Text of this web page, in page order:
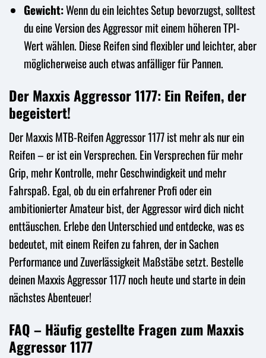
Gewicht:Wenn du ein leichtes Setup bevorzugst, solltest
du eine Version des Aggressor mit einem höheren TPI-
Wert wählen. Diese Reifen sind flexibler und leichter, aber
möglicherweise auch etwas anfälliger für Pannen.
Der Maxxis Aggressor 1177: Ein Reifen, der
begeistert!
Der Maxxis MTB-Reifen Aggressor 1177 ist mehr als nur ein
Reifen – er ist ein Versprechen. Ein Versprechen für mehr
Grip, mehr Kontrolle, mehr Geschwindigkeit und mehr
Fahrspaß. Egal, ob du ein erfahrener Profi oder ein
ambitionierter Amateur bist, der Aggressor wird dich nicht
enttäuschen. Erlebe den Unterschied und entdecke, was es
bedeutet, mit einem Reifen zu fahren, der in Sachen
Performance und Zuverlässigkeit Maßstäbe setzt. Bestelle
deinen Maxxis Aggressor 1177 noch heute und starte in dein
nächstes Abenteuer!
FAQ – Häufig gestellte Fragen zum Maxxis
Aggressor 1177